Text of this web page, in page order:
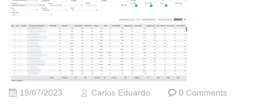
19/07/2023 Carlos Eduardo 0 Comments